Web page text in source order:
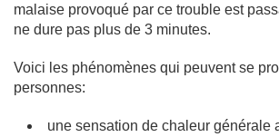
malaise provoqué par ce trouble est
ne dure pas plus de 3 minutes.
Voici les phénomènes qui peuvent se
personnes:
une sensation de chaleur générale